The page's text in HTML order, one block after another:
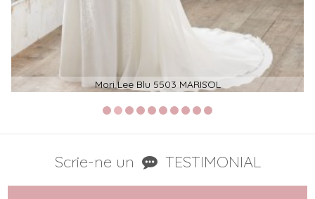
Mori Lee Blu 5503 MARISOL
Scrie-ne un TESTIMONIAL